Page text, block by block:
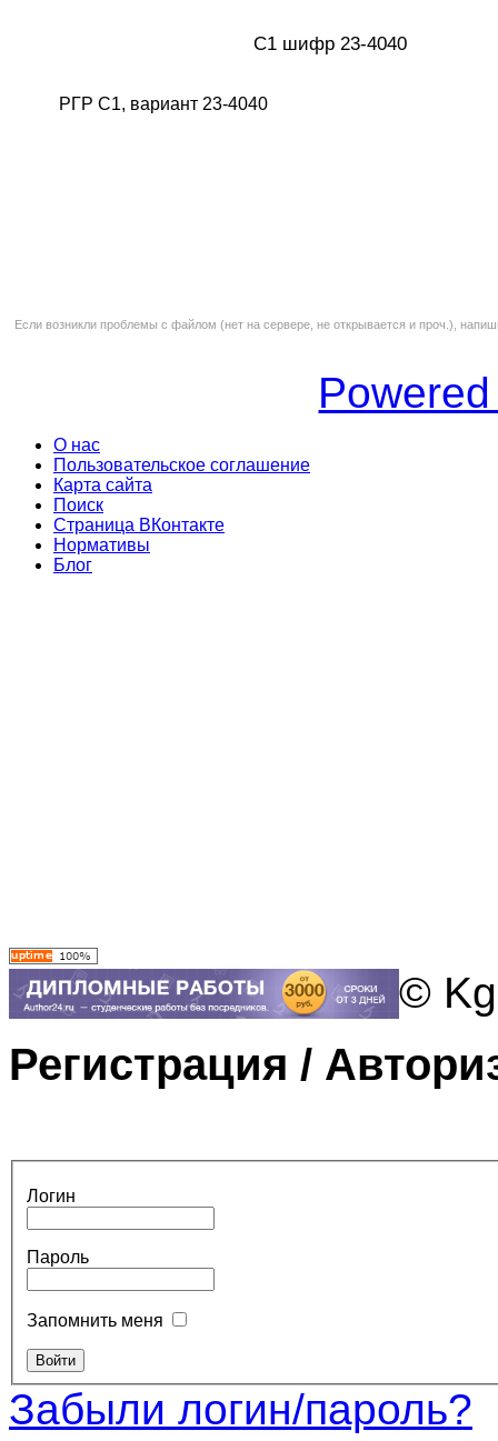
С1 шифр 23-4040
РГР С1, вариант 23-4040
Если возникли проблемы с файлом (нет на сервере, не открывается и проч.),
О нас
Пользовательское соглашение
Карта сайта
Поиск
Страница ВКонтакте
Нормативы
Блог
©
Регистрация /
Логин
Пароль
Запомнить меня
Забыли логин/пароль?